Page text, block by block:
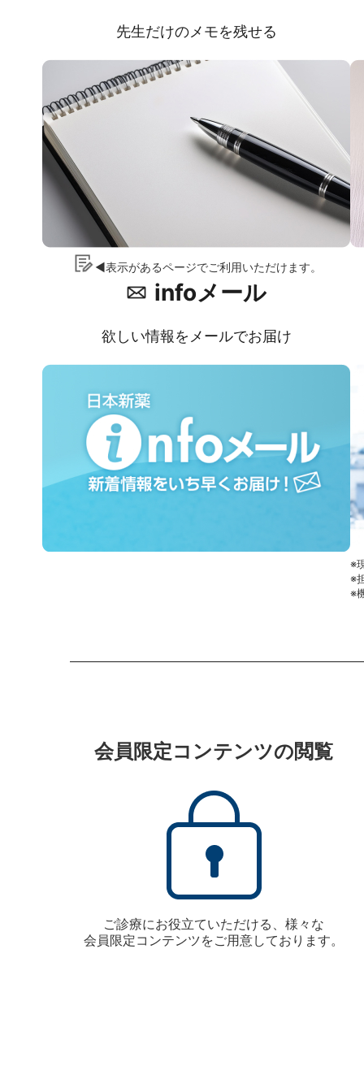
先生だけのメモを残せる
◀表示があるページでご利用いただけます。
infoメール
欲しい情報をメールでお届け
※
※
※
会員限定コンテンツの閲覧
ご診療にお役立ていただける、様々な
会員限定コンテンツをご用意しております。